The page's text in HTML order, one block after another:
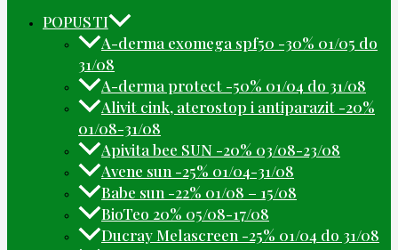
POPUSTI
A-derma exomega spf50 -30% 01/05 do
31/08
A-derma protect -50% 01/04 do 31/08
Alivit cink, aterostop i antiparazit -20%
01/08-31/08
Apivita bee SUN -20% 03/08-23/08
Avene sun -25% 01/04-31/08
Babe sun -22% 01/08 – 15/08
BioTeo 20% 05/08-17/08
Ducray Melascreen -25% 01/04 do 31/08